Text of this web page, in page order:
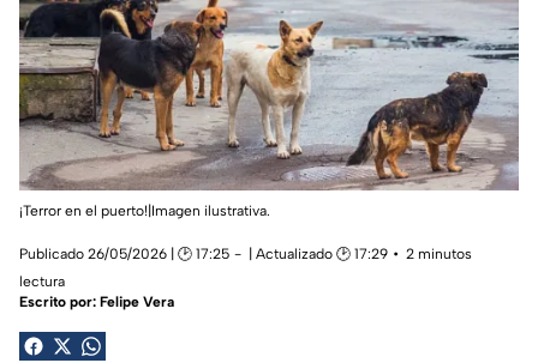
¡Terror en el puerto!|Imagen ilustrativa.
Publicado 26/05/2026 | 🕑 17:25 | Actualizado 🕑 17:29
2 minutos
lectura
Escrito por: Felipe Vera